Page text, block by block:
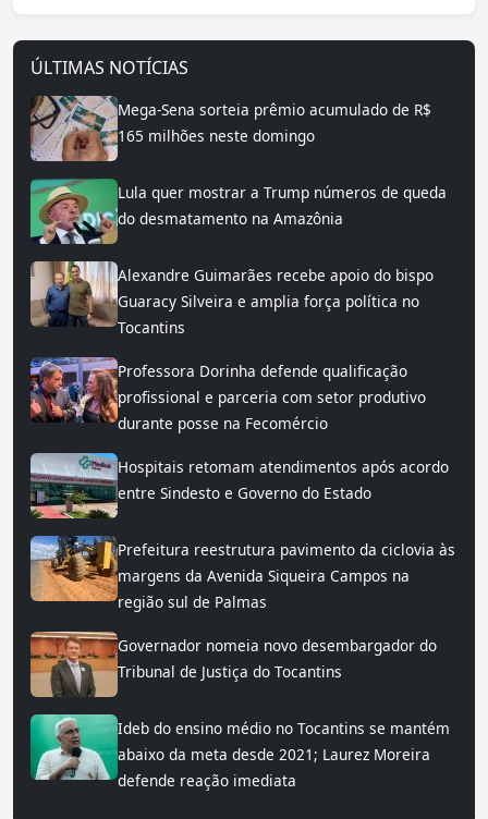
ÚLTIMAS NOTÍCIAS
Mega-Sena sorteia prêmio acumulado de R$
165 milhões neste domingo
Lula quer mostrar a Trump números de queda
do desmatamento na Amazônia
Alexandre Guimarães recebe apoio do bispo
Guaracy Silveira e amplia força política no
Tocantins
Professora Dorinha defende qualificação
profissional e parceria com setor produtivo
durante posse na Fecomércio
Hospitais retomam atendimentos após acordo
entre Sindesto e Governo do Estado
Prefeitura reestrutura pavimento da ciclovia às
margens da Avenida Siqueira Campos na
região sul de Palmas
Governador nomeia novo desembargador do
Tribunal de Justiça do Tocantins
Ideb do ensino médio no Tocantins se mantém
abaixo da meta desde 2021; Laurez Moreira
defende reação imediata